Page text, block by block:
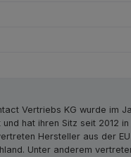
Vertriebs KG wurde im
hat ihren Sitz seit 2012 in
Hersteller aus der
Unter anderem